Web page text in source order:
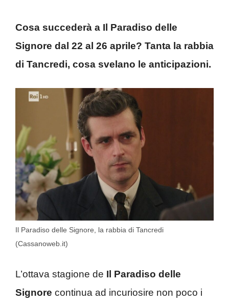
Cosa succederà a Il Paradiso delle
Signore dal 22 al 26 aprile? Tanta la rabbia
di Tancredi, cosa svelano le anticipazioni.
Il Paradiso delle Signore, la rabbia di Tancredi
(Cassanoweb.it)
L’ottava stagione de Il Paradiso delle
Signore continua ad incuriosire non poco i